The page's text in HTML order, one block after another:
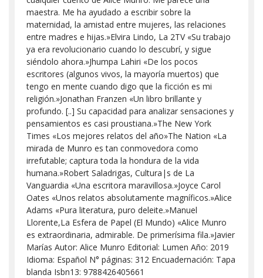
maestra. Me ha ayudado a escribir sobre la
maternidad, la amistad entre mujeres, las relaciones
entre madres e hijas.»Elvira Lindo, La 2TV «Su trabajo
ya era revolucionario cuando lo descubrí, y sigue
siéndolo ahora.»Jhumpa Lahiri «De los pocos
escritores (algunos vivos, la mayoría muertos) que
tengo en mente cuando digo que la ficción es mi
religión.»Jonathan Franzen «Un libro brillante y
profundo. [..] Su capacidad para analizar sensaciones y
pensamientos es casi proustiana.»The New York
Times «Los mejores relatos del año»The Nation «La
mirada de Munro es tan conmovedora como
irrefutable; captura toda la hondura de la vida
humana.»Robert Saladrigas, Cultura|s de La
Vanguardia «Una escritora maravillosa.»Joyce Carol
Oates «Unos relatos absolutamente magníficos.»Alice
Adams «Pura literatura, puro deleite.»Manuel
Llorente,La Esfera de Papel (El Mundo) «Alice Munro
es extraordinaria, admirable. De primerísima fila.»Javier
Marías Autor: Alice Munro Editorial: Lumen Año: 2019
Idioma: Español N° páginas: 312 Encuadernación: Tapa
blanda Isbn13: 9788426405661